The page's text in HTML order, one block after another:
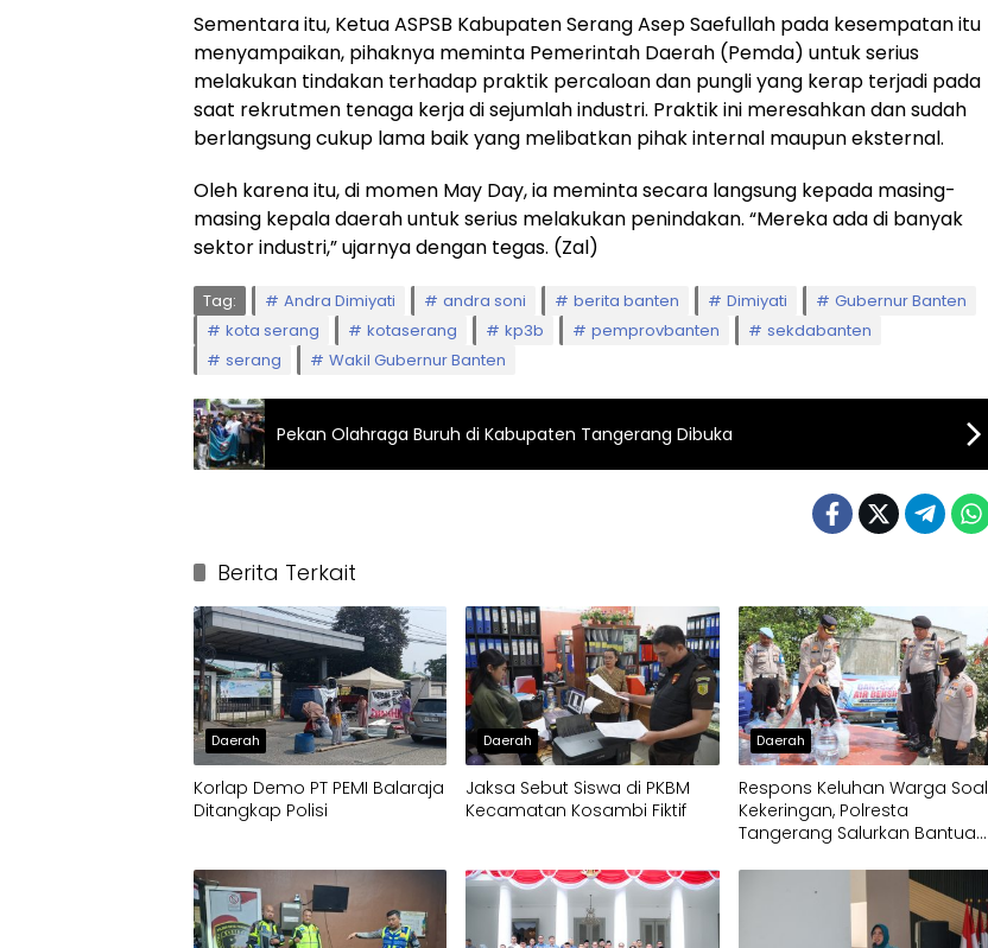
Sementara itu, Ketua ASPSB Kabupaten Serang Asep Saefullah pada kesempatan itu
menyampaikan, pihaknya meminta Pemerintah Daerah (Pemda) untuk serius
melakukan tindakan terhadap praktik percaloan dan pungli yang kerap terjadi pada
saat rekrutmen tenaga kerja di sejumlah industri. Praktik ini meresahkan dan sudah
berlangsung cukup lama baik yang melibatkan pihak internal maupun eksternal.
Oleh karena itu, di momen May Day, ia meminta secara langsung kepada masing-
masing kepala daerah untuk serius melakukan penindakan. “Mereka ada di banyak
sektor industri,” ujarnya dengan tegas. (Zal)
Tag: Andra Dimiyati andra soni berita banten Dimiyati
Gubernur Banten
kota serang
kotaserang kp3b pemprovbanten
sekdabanten
serang
Wakil Gubernur Banten
Pekan Olahraga Buruh di Kabupaten Tangerang Dibuka
Berita Terkait
Daerah
Korlap Demo PT PEMI Balaraja
Ditangkap Polisi
Daerah
Jaksa Sebut Siswa di PKBM
Kecamatan Kosambi Fiktif
Daerah
Respons Keluhan Warga Soal
Kekeringan, Polresta
Tangerang Salurkan Bantuan